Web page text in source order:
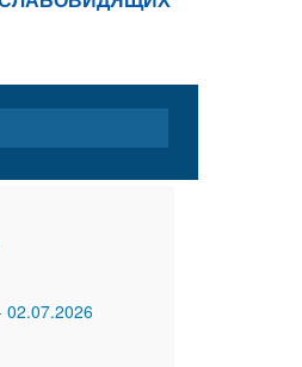
02.07.2026